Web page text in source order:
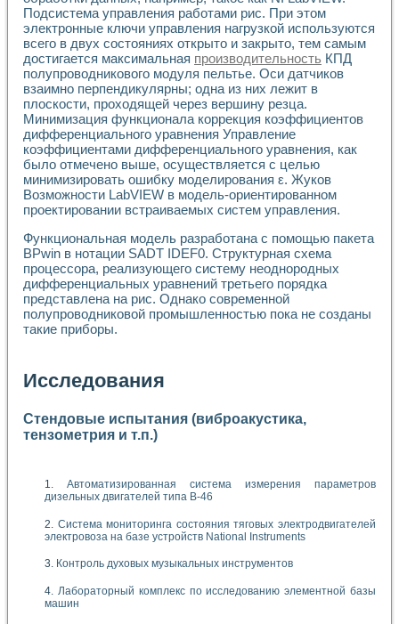
Подсистема управления работами рис. При этом
электронные ключи управления нагрузкой используются
всего в двух состояниях открыто и закрыто, тем самым
достигается максимальная производительность КПД
полупроводникового модуля пельтье. Оси датчиков
взаимно перпендикулярны; одна из них лежит в
плоскости, проходящей через вершину резца.
Минимизация функционала коррекция коэффициентов
дифференциального уравнения Управление
коэффициентами дифференциального уравнения, как
было отмечено выше, осуществляется с целью
минимизировать ошибку моделирования ε. Жуков
Возможности LabVIEW в модель-ориентированном
проектировании встраиваемых систем управления.
Функциональная модель разработана с помощью пакета
BPwin в нотации SADT IDEF0. Структурная схема
процессора, реализующего систему неоднородных
дифференциальных уравнений третьего порядка
представлена на рис. Однако современной
полупроводниковой промышленностью пока не созданы
такие приборы.
Исследования
Стендовые испытания (виброакустика,
тензометрия и т.п.)
Автоматизированная система измерения параметров
дизельных двигателей типа В-46
Система мониторинга состояния тяговых электродвигателей
электровоза на базе устройств National Instruments
Контроль духовых музыкальных инструментов
Лабораторный комплекс по исследованию элементной базы
машин